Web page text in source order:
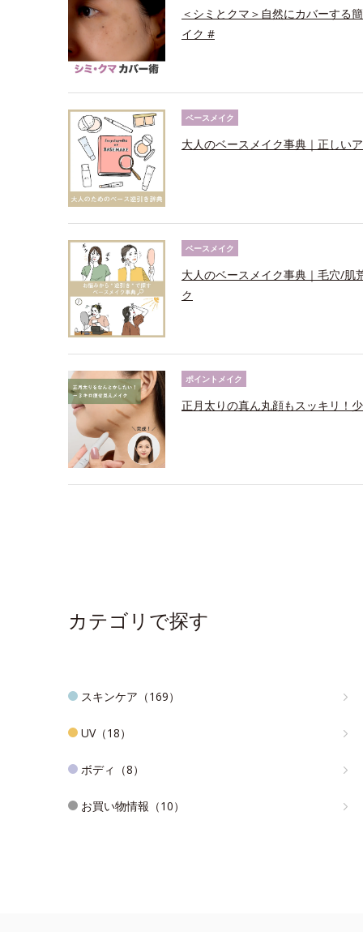
＜シミとクマ＞自然にカバーする
イク #
ベースメイク
大人のベースメイク事典｜正しい
ベースメイク
大人のベースメイク事典｜毛穴/
ク
ポイントメイク
正月太りの真ん丸顔もスッキリ！
カテゴリで探す
スキンケア（169）
UV（18）
ボディ（8）
お買い物情報（10）